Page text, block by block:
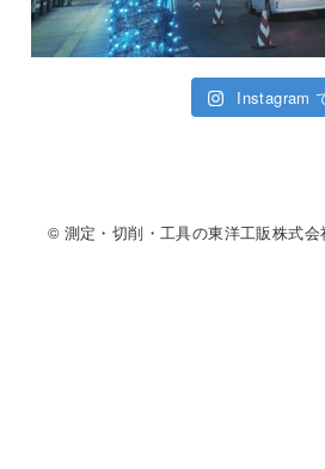
Instagram
© 測定・切削・工具の東洋工販株式